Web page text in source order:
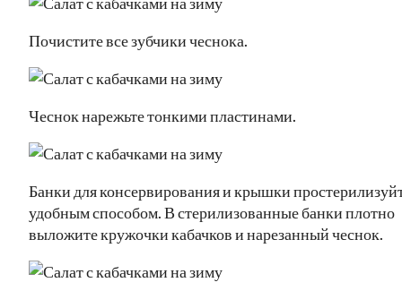
Почистите все зубчики чеснока.
Чеснок нарежьте тонкими пластинами.
Банки для консервирования и крышки
удобным способом. В стерилизованные банки плотно
выложите кружочки кабачков и нарезанный чеснок.